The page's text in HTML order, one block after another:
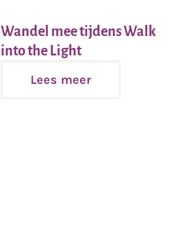
Wandel mee tijdens Walk
into the LightLees
Lees meer